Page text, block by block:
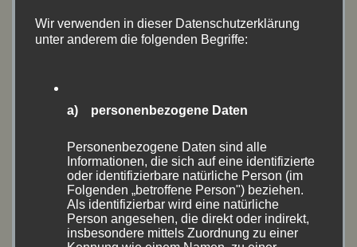
April 2022(1)
September 2021
Juli 2021(1)
Juni 2021(3)
Mai 2021(4)
Wir verwenden in dieser Datenschutzerklärung
unter anderem die folgenden Begriffe:
a) personenbezogene Daten
Personenbezogene Daten sind alle
Informationen, die sich auf eine identifizierte
oder identifizierbare natürliche Person (im
Folgenden „betroffene Person") beziehen.
Als identifizierbar wird eine natürliche
Person angesehen, die direkt oder indirekt,
insbesondere mittels Zuordnung zu einer